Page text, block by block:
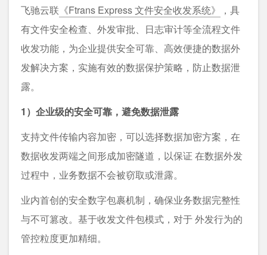
飞驰云联 《Ftrans Express 文件安全收发系统》
，具
有文件安全检查、外发审批、日志审计等全流程文件
收发功能，为企业提供安全可靠、高效便捷的数据外
发解决方案，实施有效的数据保护策略，防止数据泄
露。
1）企业级的安全可靠，避免数据泄露
支持文件传输内容加密，可以选择数据加密方案，在
数据收发两端之间形成加密隧道，以保证 在数据外发
过程中，业务数据不会被窃取或泄露。
业内首创的安全数字包裹机制，确保业务数据完整性
与不可篡改。基于收发文件包模式，对于 外发行为的
管控粒度更加精细。